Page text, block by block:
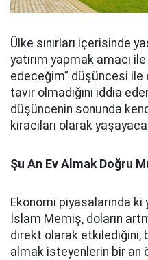
Ülke sınırları içerisinde
yatırım yapmak amacı
edeceğim” düşüncesi ile
tavır olmadığını iddia
düşüncenin sonunda
kiracıları olarak
Şu An Ev Almak Doğru
Ekonomi piyasalarında
İslam Memiş, doların
direkt olarak etkilediğini,
almak isteyenlerin bir an